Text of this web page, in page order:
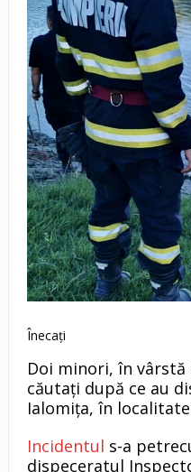
Înecați
Doi minori, în vârstă
căutați după ce au
Ialomița, în
Incidentul s-a
dispeceratul